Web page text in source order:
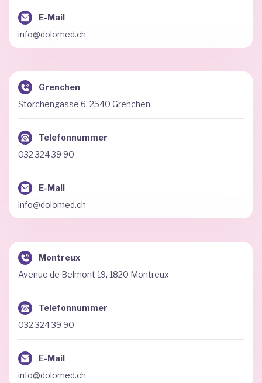
E-Mail
info@dolomed.ch
Grenchen
Storchengasse 6, 2540 Grenchen
Telefonnummer
032 324 39 90
E-Mail
info@dolomed.ch
Montreux
Avenue de Belmont 19, 1820 Montreux
Telefonnummer
032 324 39 90
E-Mail
info@dolomed.ch